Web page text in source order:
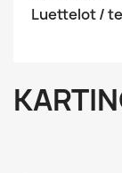
Luettelot /